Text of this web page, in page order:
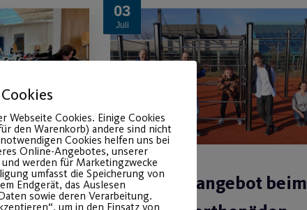
in
03
Juli
Terminangebot beim
Webseite Cookies. Einige Cookies
den Warenkorb) andere sind nicht
Cookies helfen uns bei
Online-Angebotes, unserer
werden für Marketingzwecke
umfasst die Speicherung von
Endgerät, das Auslesen
sowie deren Verarbeitung.
um in den Einsatz von